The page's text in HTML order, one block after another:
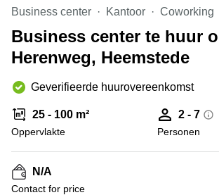
Hengelo
Hilversum
Hoofddorp
Deventer
Rotterdam
Tiel
Zwolle
Bodegraven-
Reeuwijk
Business
center
Arnhem
Business
Amsterdam
Westpoort
Business
center
Hilversum
Business center Kantoor Coworking
Business center te huur
Herenweg, Heemstede
Geverifieerde huurovereenkomst
25 - 100 m²
Oppervlakte
2 - 7
Personen
N/A
Contact for price